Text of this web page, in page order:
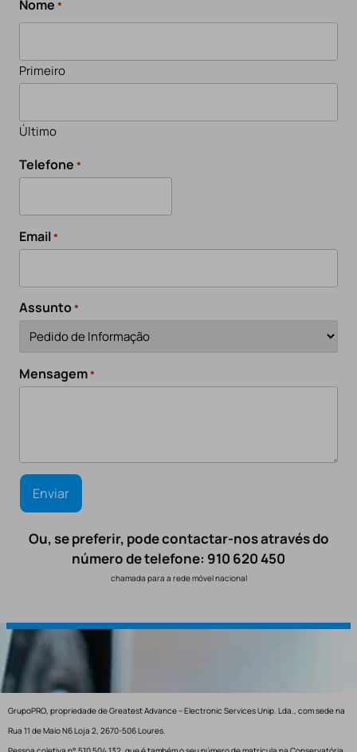
Nome *
Primeiro
Último
Telefone *
Email*
Assunto*
Mensagem*
Ou, se preferir, pode contactar-nos através do
número de telefone: 910 620 450
chamada para a rede móvel nacional
GrupoPRO, propriedade de Greatest Advance – Electronic Services Unip. Lda., com sede na
Rua 11 de Maio N6 Loja 2, 2670-506 Loures.